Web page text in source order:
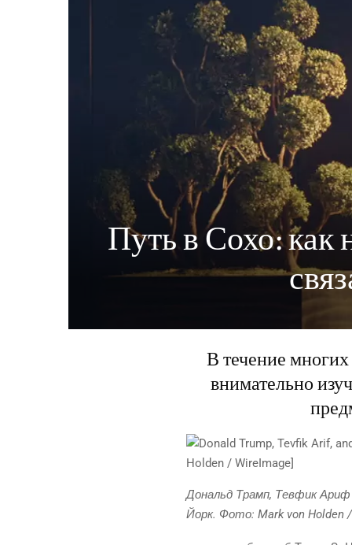
Путь в Сохо: как
В течение
внимательно
Дональд Трамп, Тев­фик
Йорк. Фото: Mark von Holden